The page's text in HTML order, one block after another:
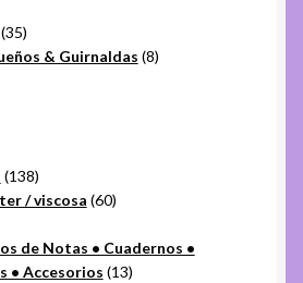
3535
productos
& Guirnaldas 88
138138
productos
/ viscosa 6060
de Notas • Cuadernos •
• Accesorios 1313